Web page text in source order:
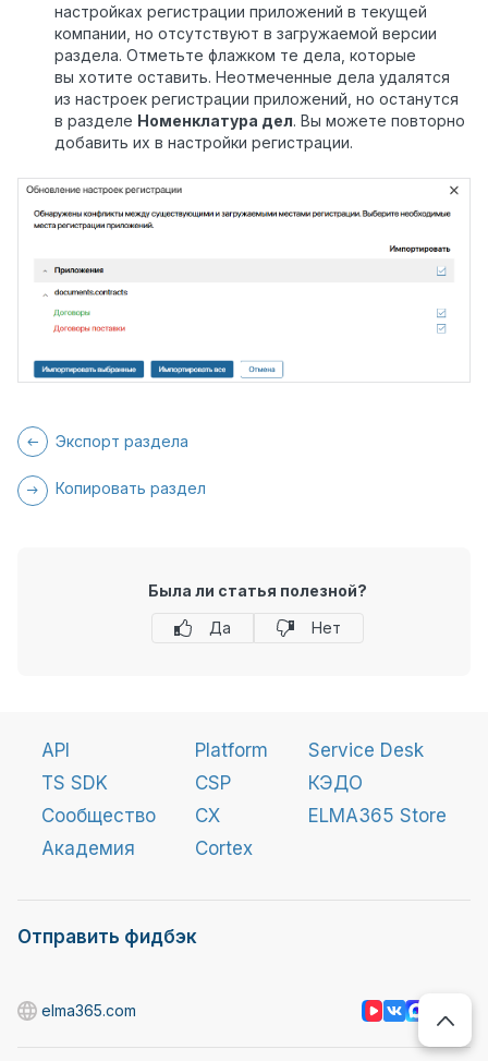
настройках регистрации приложений в текущей
компании, но отсутствуют в загружаемой версии
раздела. Отметьте флажком те дела, которые
вы хотите оставить. Неотмеченные дела удалятся
из настроек регистрации приложений, но останутся
в разделе Номенклатура дел. Вы можете повторно
добавить их в настройки регистрации.
Экспорт раздела
Копировать раздел
Была ли статья полезной?
Да
Нет
API
TS SDK
Сообщество
Академия
Platform
CSP
CX
Cortex
Service Desk
КЭДО
ELMA365 Store
Отправить фидбэк
elma365.com